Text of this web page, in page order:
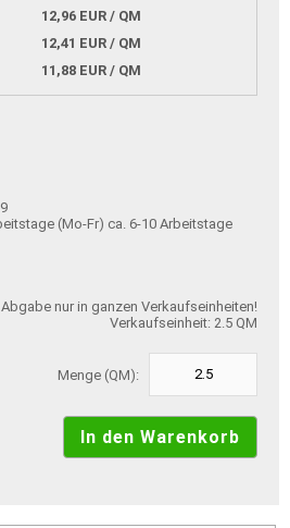
12,96 EUR / QM
12,41 EUR / QM
11,88 EUR / QM
9
ca. 6-10 Arbeitstage
Abgabe nur in ganzen Verkaufseinheiten!
Verkaufseinheit: 2.5 QM
Menge (QM):